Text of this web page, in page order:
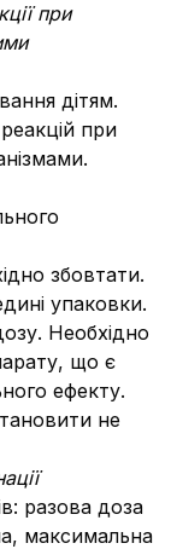
при
дітям.
при
збовтати.
упаковки.
Необхідно
що є
ефекту.
не
разова доза
максимальна